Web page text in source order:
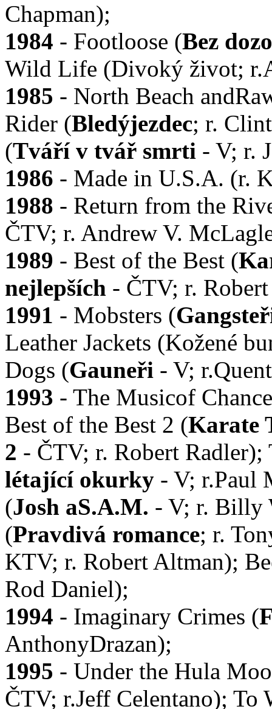
Chapman);
1984 - Footloose (Bez
Wild Life (Divoký život;
1985 - North Beach
Rider (Bledýjezdec; r.
(Tváří v tvář smrti - V; r.
1986 - Made in U.S.A. (r.
1988 - Return from the
ČTV; r. Andrew V.
1989 - Best of the Best (
nejlepších - ČTV; r.
1991 - Mobsters (
Leather Jackets (Kožené
Dogs (Gauneři - V;
1993 - The Musicof
Best of the Best 2 (Karate
2 - ČTV; r. Robert Radler);
létající okurky - V; r.Paul
(Josh aS.A.M. - V; r. Billy
(Pravdivá romance; r.
KTV; r. Robert Altman);
Rod Daniel);
1994 - Imaginary Crimes (
AnthonyDrazan);
1995 - Under the Hula
ČTV; r.Jeff Celentano); To